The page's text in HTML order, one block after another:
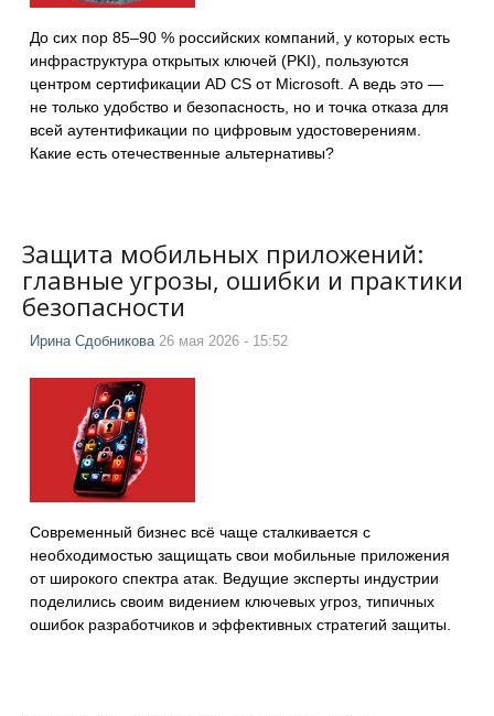
До сих пор 85–90 % российских компаний, у которых есть
инфраструктура открытых ключей (PKI), пользуются
центром сертификации AD CS от Microsoft. А ведь это —
не только удобство и безопасность, но и точка отказа для
всей аутентификации по цифровым удостоверениям.
Какие есть отечественные альтернативы?
Защита мобильных приложений:
главные угрозы, ошибки и практики
безопасности
Ирина Сдобникова26 мая 2026 - 15:52
Современный бизнес всё чаще сталкивается с
необходимостью защищать свои мобильные приложения
от широкого спектра атак. Ведущие эксперты индустрии
поделились своим видением ключевых угроз, типичных
ошибок разработчиков и эффективных стратегий защиты.